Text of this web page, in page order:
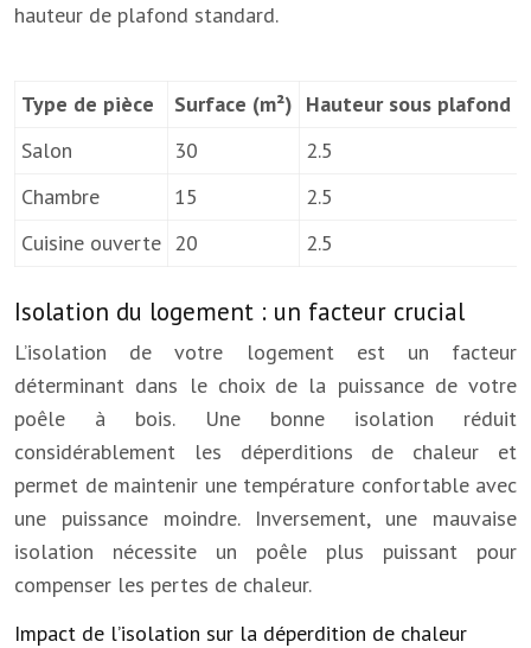
hauteur de plafond standard.
Type de pièce Surface (m²) Hauteur sous plafond
Salon
30
2.5
Chambre
15
2.5
Cuisine ouverte 20 2.5
Isolation du logement : un facteur crucial
L’isolation de votre logement est un facteur
déterminant dans le choix de la puissance de votre
poêle à bois. Une bonne isolation réduit
considérablement les déperditions de chaleur et
permet de maintenir une température confortable avec
une puissance moindre. Inversement, une mauvaise
isolation nécessite un poêle plus puissant pour
compenser les pertes de chaleur.
Impact de l’isolation sur la déperdition de chaleur